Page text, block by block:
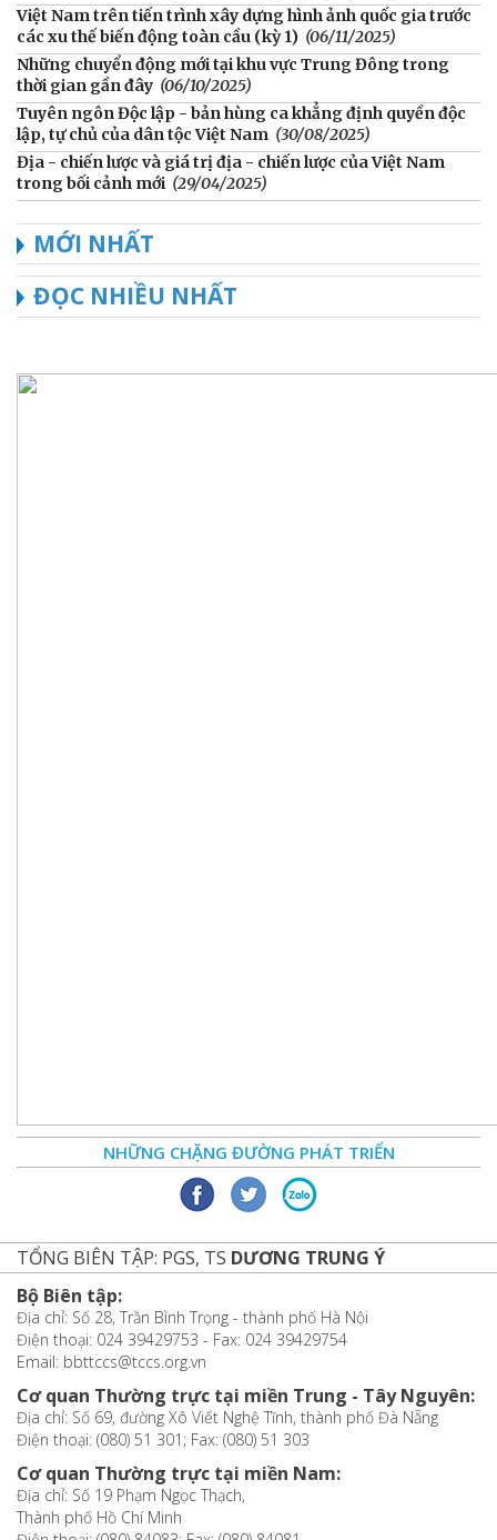
Việt Nam trên tiến trình xây dựng hình ảnh quốc gia trước
các xu thế biến động toàn cầu (kỳ 1) (06/11/2025)
Những chuyển động mới tại khu vực Trung Đông trong
thời gian gần đây (06/10/2025)
Tuyên ngôn Độc lập - bản hùng ca khẳng định quyền độc
lập, tự chủ của dân tộc Việt Nam (30/08/2025)
Địa - chiến lược và giá trị địa - chiến lược của Việt Nam
trong bối cảnh mới (29/04/2025)
MỚI NHẤT
ĐỌC NHIỀU NHẤT
NHỮNG CHẶNG ĐƯỜNG PHÁT TRIỂN
TỔNG BIÊN TẬP: PGS, TS DƯƠNG TRUNG Ý
Bộ Biên tập:
Địa chỉ: Số 28, Trần Bình Trọng - thành phố Hà Nội
Điện thoại: 024 39429753 - Fax: 024 39429754
Email: bbttccs@tccs.org.vn
Cơ quan Thường trực tại miền Trung - Tây Nguyên:
Địa chỉ: Số 69, đường Xô Viết Nghệ Tĩnh, thành phố Đà Nẵng
Điện thoại: (080) 51 301; Fax: (080) 51 303
Cơ quan Thường trực tại miền Nam:
Địa chỉ: Số 19 Phạm Ngọc Thạch,
Thành phố Hồ Chí Minh